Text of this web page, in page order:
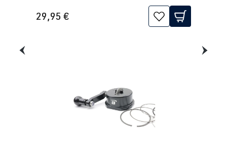
29,95 €